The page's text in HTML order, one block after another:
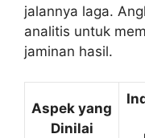
jalannya laga.
analitis untuk
jaminan hasil.
Aspek yang
Dinilai